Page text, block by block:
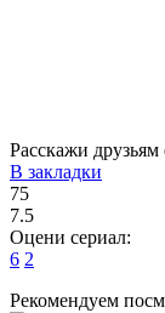
Расскажи друзьям
В закладки
75
7.5
Оцени сериал:
6 2
Рекомендуем